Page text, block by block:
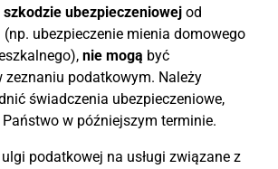
ubezpieczeniowej od
(np. ubezpieczenie mienia domowego
nie mogą być
zeznaniu podatkowym. Należy
świadczenia ubezpieczeniowe,
w późniejszym terminie.
podatkowej na usługi związane z